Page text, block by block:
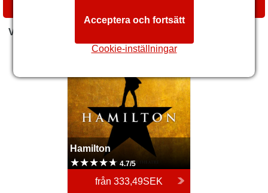
VAD ÄR PÅ GÅNG NU
Hamilton
Hamilton
4.7/5
från 333,49SEK
Cookie-inställningar
Acceptera och fortsätt